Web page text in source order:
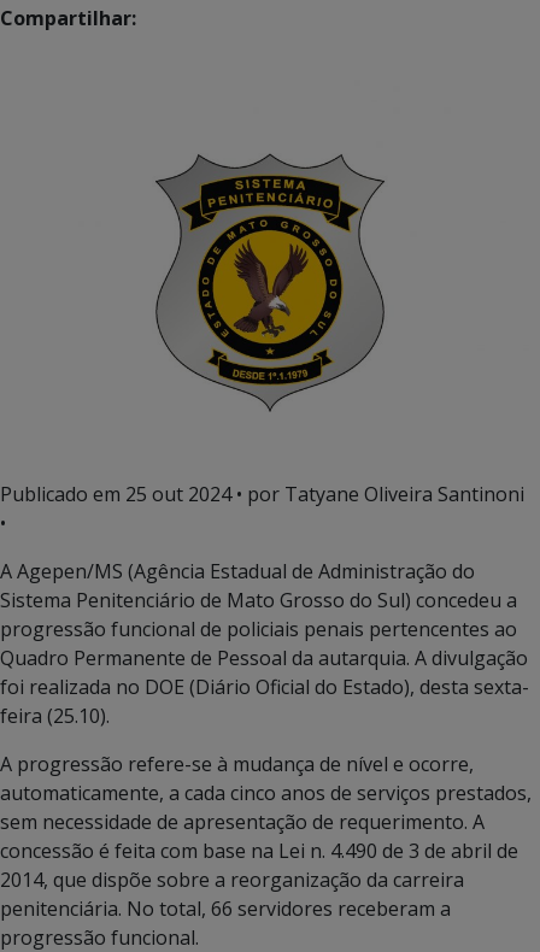
Compartilhar:
Publicado em 25 out 2024• por Tatyane Oliveira Santinoni
•
A Agepen/MS (Agência Estadual de Administração do
Sistema Penitenciário de Mato Grosso do Sul) concedeu a
progressão funcional de policiais penais pertencentes ao
Quadro Permanente de Pessoal da autarquia. A divulgação
foi realizada no DOE (Diário Oficial do Estado), desta sexta-
feira (25.10).
A progressão refere-se à mudança de nível e ocorre,
automaticamente, a cada cinco anos de serviços prestados,
sem necessidade de apresentação de requerimento. A
concessão é feita com base na Lei n. 4.490 de 3 de abril de
2014, que dispõe sobre a reorganização da carreira
penitenciária. No total, 66 servidores receberam a
progressão funcional.